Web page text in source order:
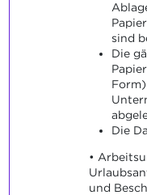
sind
Die
Die
•
und